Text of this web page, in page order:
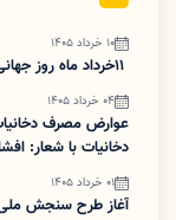
10 خرداد 1405
04 خرداد 1405
دخانیات با شعار:
از دخانیات
01 خرداد 1405
آغاز طرح سنجش ملی سلامت